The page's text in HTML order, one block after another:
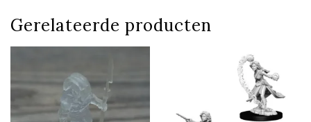
Gerelateerde producten